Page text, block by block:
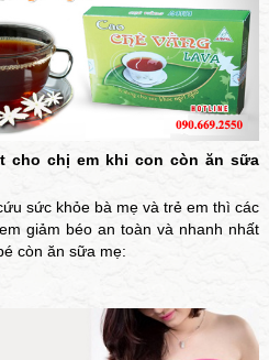
cho chị em khi con còn ăn sữa
sức khỏe bà mẹ và trẻ em thì các
giảm béo an toàn và nhanh nhất
còn ăn sữa mẹ: